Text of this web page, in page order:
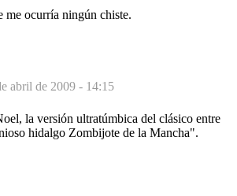
me ocurría ningún chiste.
abril de 2009 - 14:15
la versión ultratúmbica del clásico entre
hidalgo Zombijote de la Mancha".